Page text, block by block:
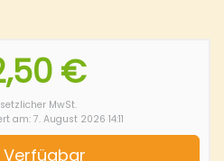
€
MwSt.
am: 7. August 2026 14:11
Verfügbar